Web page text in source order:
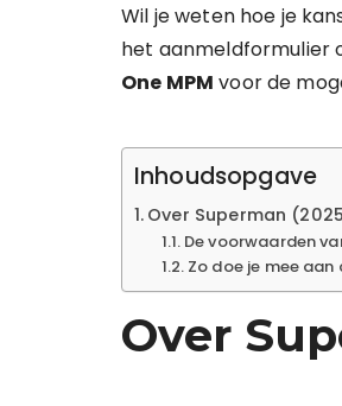
Wil je weten hoe je
het aanmeldformulier
One MPM voor de
Inhoudsopgave
Over Superman
De voorwaarden
Zo doe je mee
Over